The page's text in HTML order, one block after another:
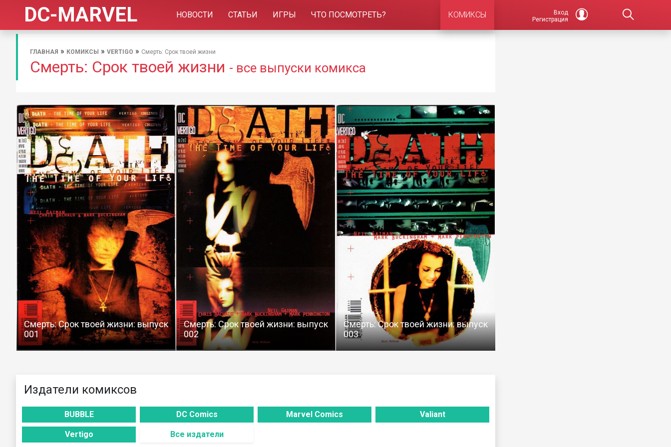
DC-MARVEL НОВОСТИ СТАТЬИ ИГРЫ ЧТО ПОСМОТРЕТЬ? КОМИКСЫ
Вход
Регистрация
ГЛАВНАЯ » КОМИКСЫ » VERTIGO » Смерть: Срок твоей жизни
Смерть: Срок твоей жизни - все выпуски комикса
Смерть: Срок твоей жизни: выпуск
001
Смерть: Срок твоей жизни: выпуск
002
Смерть: Срок твоей жизни: выпуск
003
Издатели комиксов
BUBBLE DC Comics Marvel Comics Valiant
Vertigo Все издатели